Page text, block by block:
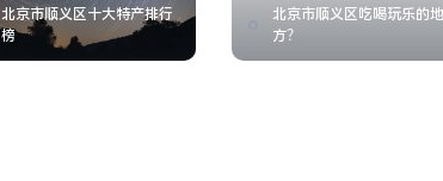
北京市顺义区十大特产排行
榜
北京市顺义区吃喝玩乐的地
方？